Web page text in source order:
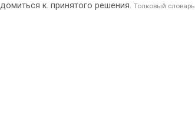
к. принятого решения. Толковый словарь